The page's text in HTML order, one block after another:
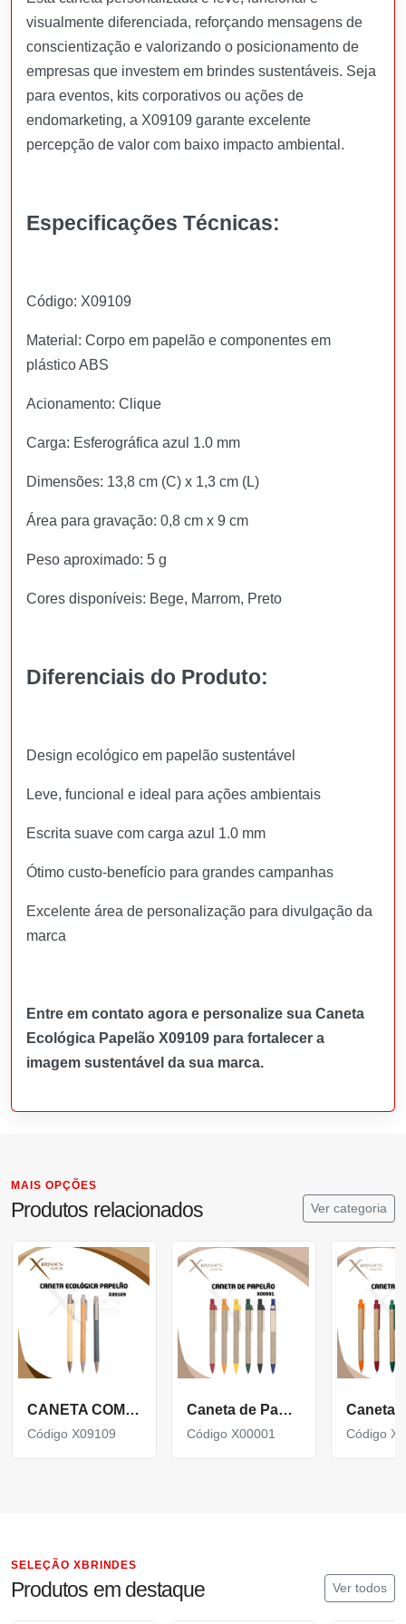
visualmente diferenciada, reforçando mensagens de
conscientização e valorizando o posicionamento de
empresas que investem em brindes sustentáveis. Seja
para eventos, kits corporativos ou ações de
endomarketing, a X09109 garante excelente
percepção de valor com baixo impacto ambiental.
Especificações Técnicas:
Código: X09109
Material: Corpo em papelão e componentes em
plástico ABS
Acionamento: Clique
Carga: Esferográfica azul 1.0 mm
Dimensões: 13,8 cm (C) x 1,3 cm (L)
Área para gravação: 0,8 cm x 9 cm
Peso aproximado: 5 g
Cores disponíveis: Bege, Marrom, Preto
Diferenciais do Produto:
Design ecológico em papelão sustentável
Leve, funcional e ideal para ações ambientais
Escrita suave com carga azul 1.0 mm
Ótimo custo-benefício para grandes campanhas
Excelente área de personalização para divulgação da
marca
Entre em contato agora e personalize sua Caneta
Ecológica Papelão X09109 para fortalecer a
imagem sustentável da sua marca.
MAIS OPÇÕES
Produtos relacionados Ver categoria
CANETA COM CORPO EM PAPELÃO, PONTEIRA E CLIP EM PLÁSTICO ABS X09109
Código X09109
Caneta de Papelão Reciclado com detalhes Coloridos X00001
Código X00001 Código
SELEÇÃO XBRINDES
Produtos em destaque Ver todos